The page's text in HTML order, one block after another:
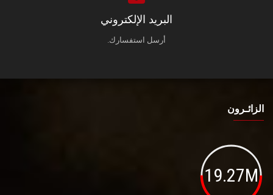
البريد الإلكتروني
أرسل استفسارك.
الزائـرون
19.27M